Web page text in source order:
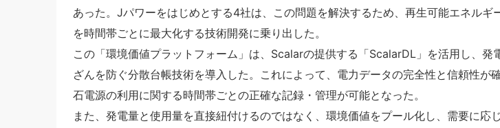
あった。Jパワーをはじめとする4社は、この問題を解決するため、再生可能エネルギ
を時間帯ごとに最大化する技術開発に乗り出した。
この「環境価値プラットフォーム」は、Scalarの提供する「ScalarDL」を活用し、発
ざんを防ぐ分散台帳技術を導入した。これによって、電力データの完全性と信頼性が
石電源の利用に関する時間帯ごとの正確な記録・管理が可能となった。
また、発電量と使用量を直接紐付けるのではなく、環境価値をプール化し、需要に応